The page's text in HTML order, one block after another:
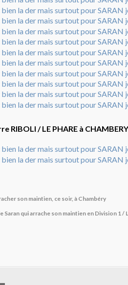
RIBOLI / LE PHARE à
son maintien, ce soir, à Chambéry
Saran qui arrache son maintien en Division 1